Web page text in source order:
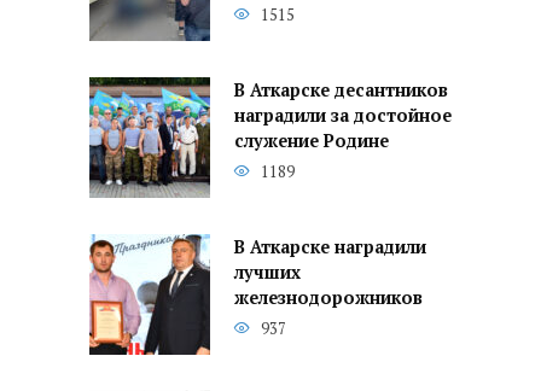
1515
В Аткарске десантников
наградили за достойное
служение Родине
1189
В Аткарске наградили
лучших
железнодорожников
937